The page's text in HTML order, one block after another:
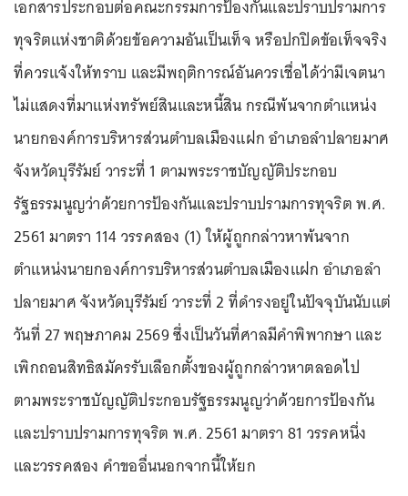
เอกสารประกอบต่อคณะกรรมการป้องกันและปราบปรามการ
ทุจริตแห่งชาติด้วยข้อความอันเป็นเท็จ หรือปกปิดข้อเท็จจริง
ที่ควรแจ้งให้ทราบ และมีพฤติการณ์อันควรเชื่อได้ว่ามีเจตนา
ไม่แสดงที่มาแห่งทรัพย์สินและหนี้สิน กรณีพ้นจากตำแหน่ง
นายกองค์การบริหารส่วนตำบลเมืองแฝก อำเภอลำปลายมาศ
จังหวัดบุรีรัมย์ วาระที่ 1 ตามพระราชบัญญัติประกอบ
รัฐธรรมนูญว่าด้วยการป้องกันและปราบปรามการทุจริต พ.ศ.
2561 มาตรา 114 วรรคสอง (1) ให้ผู้ถูกกล่าวหาพ้นจาก
ตำแหน่งนายกองค์การบริหารส่วนตำบลเมืองแฝก อำเภอลำ
ปลายมาศ จังหวัดบุรีรัมย์ วาระที่ 2 ที่ดำรงอยู่ในปัจจุบันนับแต่
วันที่ 27 พฤษภาคม 2569 ซึ่งเป็นวันที่ศาลมีคำพิพากษา และ
เพิกถอนสิทธิสมัครรับเลือกตั้งของผู้ถูกกล่าวหาตลอดไป
ตามพระราชบัญญัติประกอบรัฐธรรมนูญว่าด้วยการป้องกัน
และปราบปรามการทุจริต พ.ศ. 2561 มาตรา 81 วรรคหนึ่ง
และวรรคสอง คำขออื่นนอกจากนี้ให้ยก